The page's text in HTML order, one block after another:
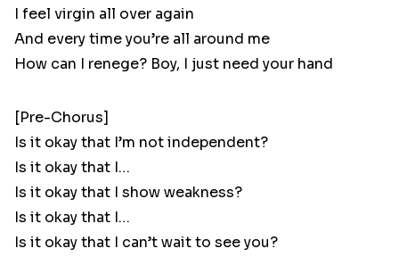
I feel virgin all over again
And every time you’re all around me
How can I renege? Boy, I just need your hand
[Pre-Chorus]
Is it okay that I’m not independent?
Is it okay that I…
Is it okay that I show weakness?
Is it okay that I…
Is it okay that I can’t wait to see you?